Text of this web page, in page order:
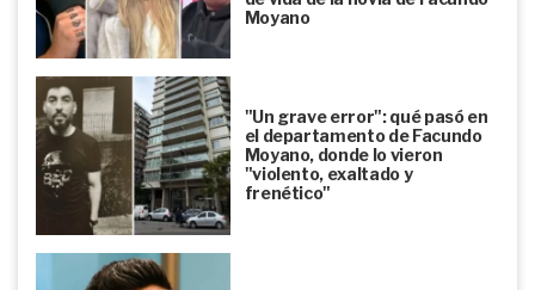
Moyano
"Un grave error": qué pasó en
el departamento de Facundo
Moyano, donde lo vieron
"violento, exaltado y
frenético"